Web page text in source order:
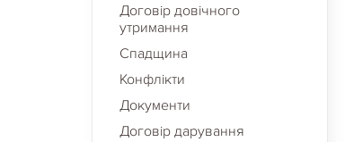
Договір довічного
утримання
Спадщина
Конфлікти
Документи
Договір дарування